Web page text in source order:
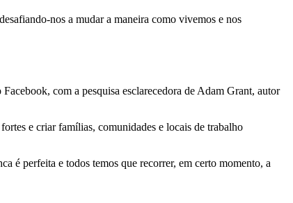
nos a mudar a maneira como vivemos e nos
com a pesquisa esclarecedora de Adam Grant, autor
e criar famílias, comunidades e locais de trabalho
é perfeita e todos temos que recorrer, em certo momento, a